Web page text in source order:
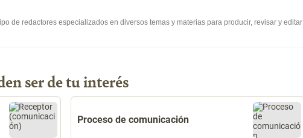
de redactores especializados en diversos temas y materias para producir, revisar y editar
ser de tu interés
Proceso de comunicación